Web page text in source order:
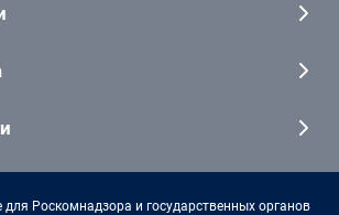
Роскомнадзора и государственных органов